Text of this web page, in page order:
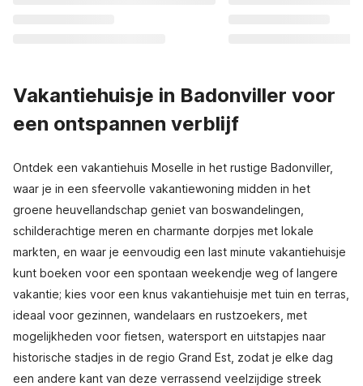
Vakantiehuisje in Badonviller voor
een ontspannen verblijf
Ontdek een vakantiehuis Moselle in het rustige Badonviller,
waar je in een sfeervolle vakantiewoning midden in het
groene heuvellandschap geniet van boswandelingen,
schilderachtige meren en charmante dorpjes met lokale
markten, en waar je eenvoudig een last minute vakantiehuisje
kunt boeken voor een spontaan weekendje weg of langere
vakantie; kies voor een knus vakantiehuisje met tuin en terras,
ideaal voor gezinnen, wandelaars en rustzoekers, met
mogelijkheden voor fietsen, watersport en uitstapjes naar
historische stadjes in de regio Grand Est, zodat je elke dag
een andere kant van deze verrassend veelzijdige streek